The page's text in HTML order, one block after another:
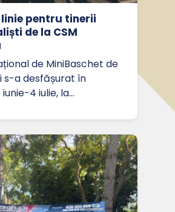
pentru tinerii
de la CSM
de MiniBaschet de
s-a desfășurat în
4 iulie, la…